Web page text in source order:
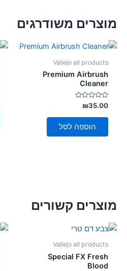
מוצרים משודרגים
Vallejo all products
Premium Airbrush
Cleaner
דורג
0
מתוך
₪35.00
הוספה לסל
מוצרים קשורים
Vallejo all products
Special FX Fresh
Blood